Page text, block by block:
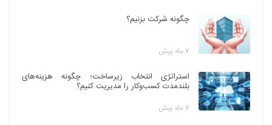
چگونه شرکت بزنیم؟
۷ ماه پیش
استراتژی انتخاب زیرساخت؛ چگونه هزینه‌های
بلندمدت کسب‌وکار را مدیریت کنیم؟
۷ ماه پیش